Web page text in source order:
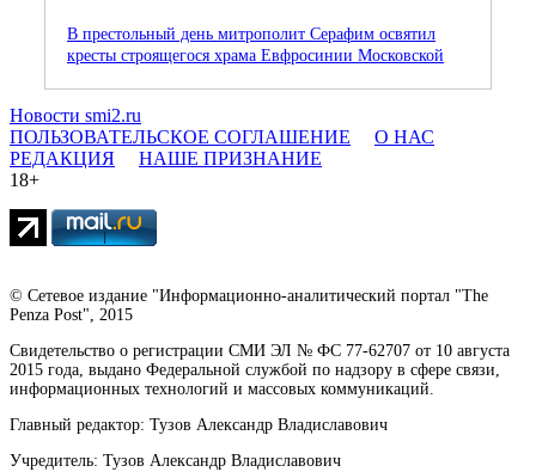
В престольный день митрополит Серафим освятил
кресты строящегося храма Евфросинии Московской
Новости smi2.ru
ПОЛЬЗОВАТЕЛЬСКОЕ СОГЛАШЕНИЕ
О НАС
РЕДАКЦИЯ
НАШЕ ПРИЗНАНИЕ
18+
© Сетевое издание "Информационно-аналитический портал "The
Penza Post", 2015
Свидетельство о регистрации СМИ ЭЛ № ФС 77-62707 от 10 августа
2015 года, выдано Федеральной службой по надзору в сфере связи,
информационных технологий и массовых коммуникаций.
Главный редактор: Тузов Александр Владиславович
Учредитель: Тузов Александр Владиславович